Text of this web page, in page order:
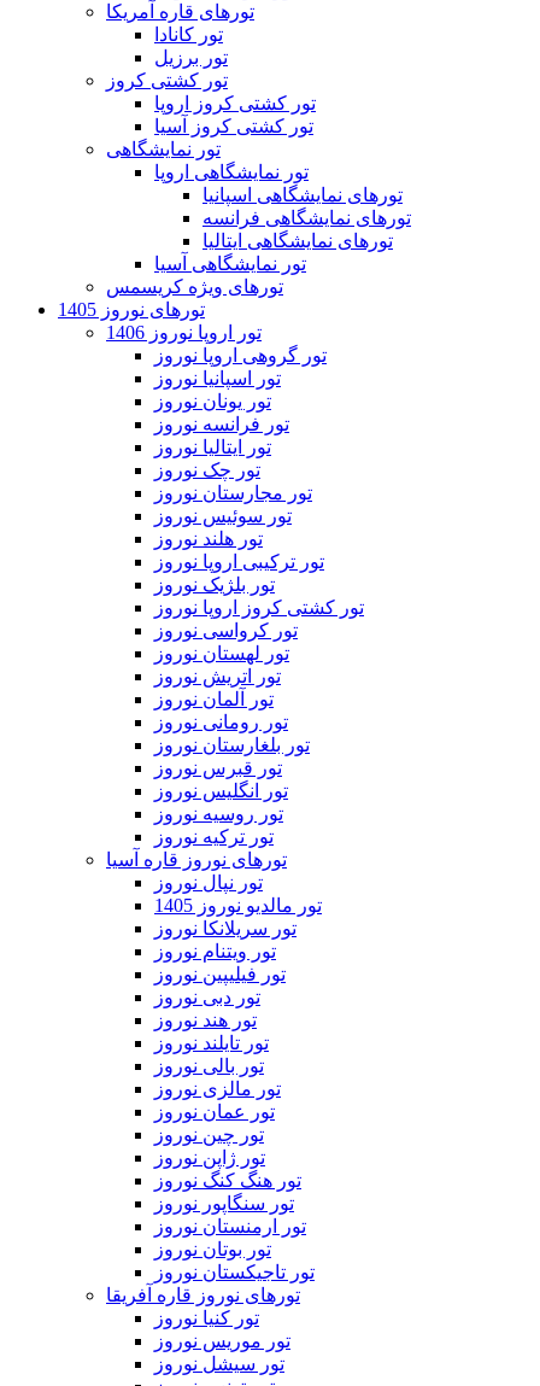
تورهای قاره آمریکا
تور کانادا
تور برزیل
تور کشتی کروز
تور کشتی کروز اروپا
تور کشتی کروز آسیا
تور نمایشگاهی
تور نمایشگاهی اروپا
تورهای نمایشگاهی اسپانیا
تورهای نمایشگاهی فرانسه
تورهای نمایشگاهی ایتالیا
تور نمایشگاهی آسیا
تورهای ویژه کریسمس
تورهای نوروز 1405
تور اروپا نوروز 1406
تور گروهی اروپا نوروز
تور اسپانیا نوروز
تور یونان نوروز
تور فرانسه نوروز
تور ایتالیا نوروز
تور چک نوروز
تور مجارستان نوروز
تور سوئیس نوروز
تور هلند نوروز
تور ترکیبی اروپا نوروز
تور بلژیک نوروز
تور کشتی کروز اروپا نوروز
تور کرواسی نوروز
تور لهستان نوروز
تور اتریش نوروز
تور آلمان نوروز
تور رومانی نوروز
تور بلغارستان نوروز
تور قبرس نوروز
تور انگلیس نوروز
تور روسیه نوروز
تور ترکیه نوروز
تورهای نوروز قاره آسیا
تور نپال نوروز
تور مالدیو نوروز 1405
تور سریلانکا نوروز
تور ویتنام نوروز
تور فیلیپین نوروز
تور دبی نوروز
تور هند نوروز
تور تایلند نوروز
تور بالی نوروز
تور مالزی نوروز
تور عمان نوروز
تور چین نوروز
تور ژاپن نوروز
تور هنگ کنگ نوروز
تور سنگاپور نوروز
تور ارمنستان نوروز
تور بوتان نوروز
تور تاجیکستان نوروز
تورهای نوروز قاره آفریقا
تور کنیا نوروز
تور موریس نوروز
تور سیشل نوروز